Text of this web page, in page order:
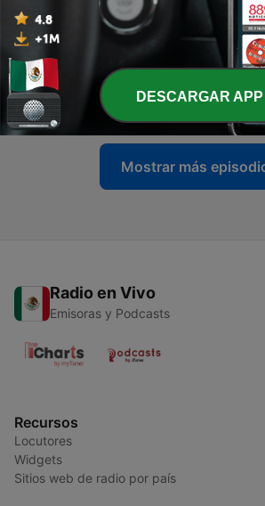
28 - Daniel pide revelación y Dios se
08 jun. 2023
27 - Daniel y sus amigos deportados
25 mayo 2023
Mostrar más
Radio en Vivo
Emisoras y Podcasts
Recursos
Locutores
Widgets
Sitios web de radio por país
DESCARGAR APP